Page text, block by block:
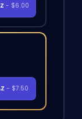
- $6.00
- $7.50